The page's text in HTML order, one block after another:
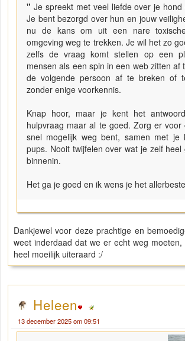
" Je spreekt met veel liefde over je
Je bent bezorgd over hun en jouw
nu de kans om uit een nare
omgeving weg te trekken. Je wil het zo
zelfs de vraag komt stellen op een
mensen als een spin in een web zitten af
de volgende persoon af te breken of
zonder enige voorkennis.
Knap hoor, maar je kent het
hulpvraag maar al te goed. Zorg er
snel mogelijk weg bent, samen met je
pups. Nooit twijfelen over wat je zelf
binnenin.
Het ga je goed en ik wens je het
Dankjewel voor deze prachtige en
weet inderdaad dat we er echt weg
heel moeilijk uiteraard :/
Heleen
13 december 2025 om 09:51